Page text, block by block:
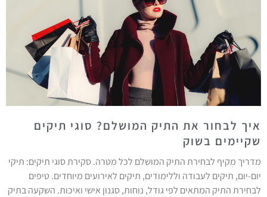
איך לבחור את התיק המושלם? סוגי תיקים
שקיימים בשוק
מדריך מקיף לבחירת התיק המושלם לכל מטרה. סקירת סוגי תיקים: תיקי
יום-יום, תיקים לעבודה וללימודים, תיקים לאירועים מיוחדים. טיפים
לבחירת התיק המתאים לפי גודל, נוחות, סגנון אישי ואיכות. השקעה בתיק